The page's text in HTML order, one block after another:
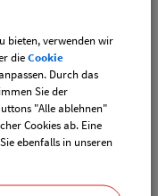
bieten, verwenden wir
dieCookie
Durch das
Sie der
"Alle ablehnen"
Cookies ab. Eine
ebenfalls in unseren